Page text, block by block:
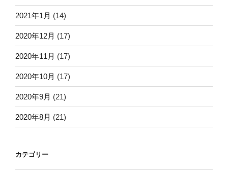
2021年1月 (14)
2020年12月 (17)
2020年11月 (17)
2020年10月 (17)
2020年9月 (21)
2020年8月 (21)
カテゴリー